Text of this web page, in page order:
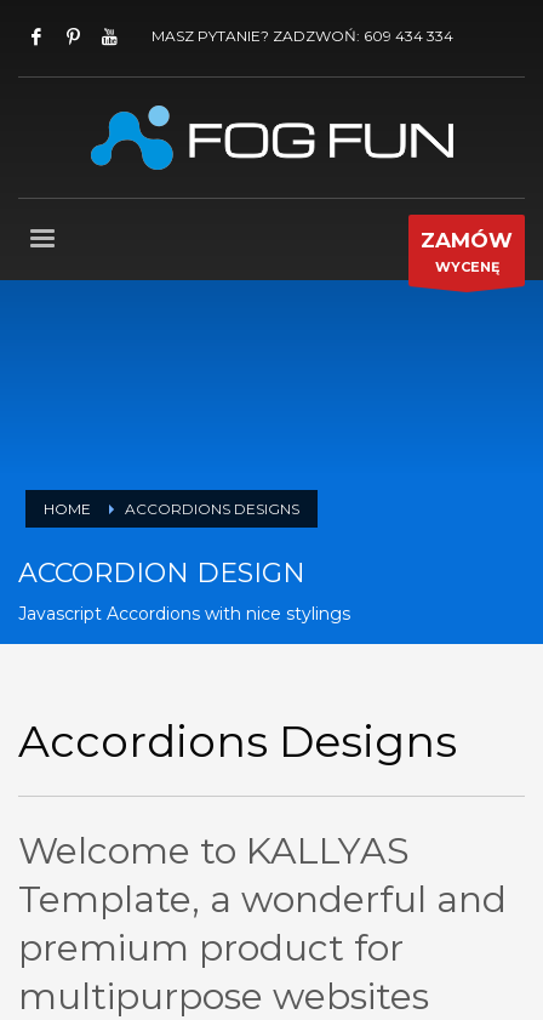
MASZ PYTANIE? ZADZWOŃ: 609 434 334
ZAMÓW
WYCENĘ
HOME ACCORDIONS DESIGNS
ACCORDION DESIGN
Javascript Accordions with nice stylings
Accordions Designs
Welcome to KALLYAS
Template, a wonderful and
premium product for
multipurpose websites